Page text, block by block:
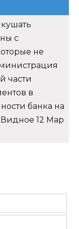
с
не
части
в
банка на
12 Мар